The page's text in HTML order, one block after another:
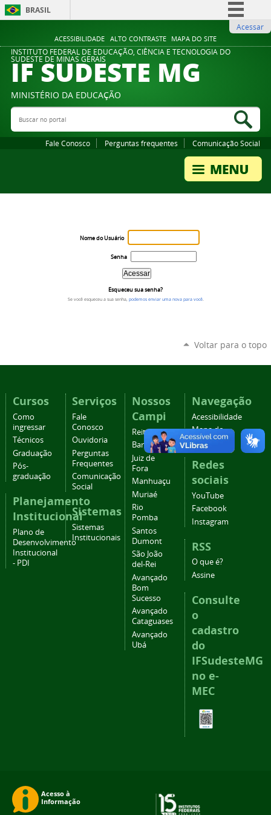
ACESSIBILIDADE ALTO CONTRASTE MAPA DO SITE
BRASIL
Comunica BR
Participe
Legislação
Acessar
INSTITUTO FEDERAL DE EDUCAÇÃO, CIÊNCIA E TECNOLOGIA DO
SUDESTE DE MINAS GERAIS
IF SUDESTE MG
MINISTÉRIO DA EDUCAÇÃO
Buscar no portal
Fale Conosco Perguntas frequentes Comunicação Social
Nome do Usuário
Senha
Esqueceu sua senha?
Se você esqueceu a sua senha, podemos enviar uma nova para você.
Voltar para o topo
Cursos
Como
ingressar
Técnicos
Graduação
Pós-
graduação
Planejamento
Institucional
Plano de
Desenvolvimento
Institucional
- PDI
Serviços
Fale
Conosco
Ouvidoria
Perguntas
Frequentes
Comunicação
Social
Sistemas
Sistemas
Institucionais
Nossos
Campi
Reitoria
Barbacena
Juiz de
Fora
Manhuaçu
Muriaé
Rio
Pomba
Santos
Dumont
São João
del-Rei
Avançado
Bom
Sucesso
Avançado
Cataguases
Avançado
Ubá
Navegação
Acessibilidade
Mapa do
site
Redes
sociais
YouTube
Facebook
Instagram
RSS
O que é?
Assine
Consulte
o
cadastro
do
IFSudesteMG
no e-
MEC